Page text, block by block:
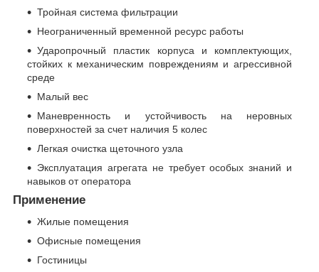
Тройная система фильтрации
Неограниченный временной ресурс работы
Ударопрочный пластик корпуса и комплектующих,
стойких к механическим повреждениям и агрессивной
среде
Малый вес
Маневренность и устойчивость на неровных
поверхностей за счет наличия 5 колес
Легкая очистка щеточного узла
Эксплуатация агрегата не требует особых знаний и
навыков от оператора
Применение
Жилые помещения
Офисные помещения
Гостиницы